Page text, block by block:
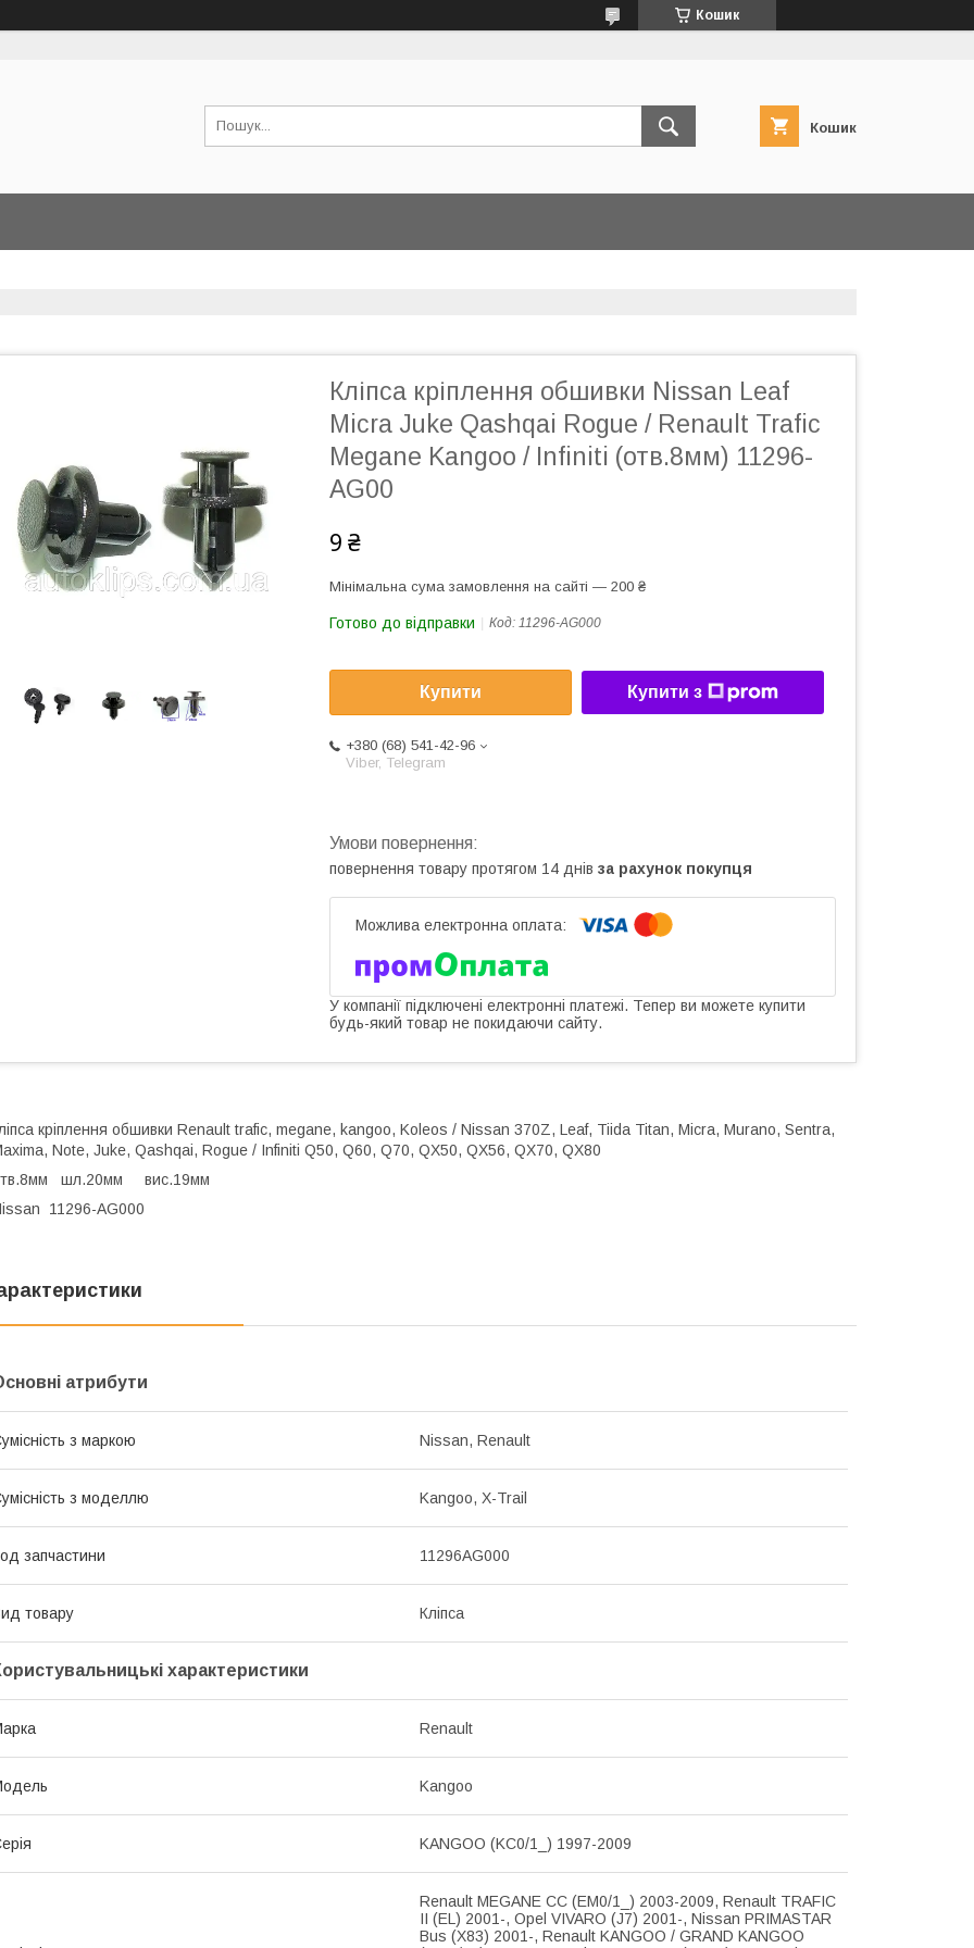
Кошик
Кошик
Кліпса кріплення обшивки Nissan Leaf
Micra Juke Qashqai Rogue / Renault Trafic
Megane Kangoo / Infiniti (отв.8мм) 11296-
AG00
9 ₴
Мінімальна сума замовлення на сайті — 200 ₴
Готово до відправки Код: 11296-AG000
Купити Купити з
+380 (68) 541-42-96
Viber, Telegram
повернення товару протягом 14 днів за рахунок покупця
У компанії підключені електронні платежі. Тепер ви можете купити
будь-який товар не покидаючи сайту.
кріплення обшивки Renault trafic, megane, kangoo, Koleos / Nissan 370Z, Leaf, Tiida Titan, Micra, Murano, Sentra,
Note, Juke, Qashqai, Rogue / Infiniti Q50, Q60, Q70, QX50, QX56, QX70, QX80
шл.20мм вис.19мм
11296-AG000
атрибути
з маркою Nissan, Renault
з моделлю Kangoo, X-Trail
запчастини 11296AG000
товару Кліпса
характеристики
Renault
Kangoo
KANGOO (KC0/1_) 1997-2009
Renault MEGANE CC (EM0/1_) 2003-2009, Renault TRAFIC
II (EL) 2001-, Opel VIVARO (J7) 2001-, Nissan PRIMASTAR
Bus (X83) 2001-, Renault KANGOO / GRAND KANGOO